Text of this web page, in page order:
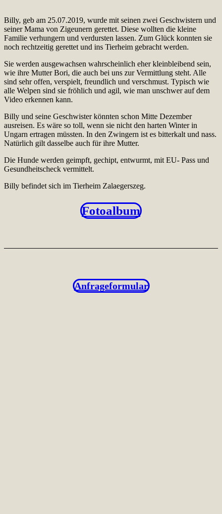
Billy, geb am 25.07.2019, wurde mit seinen zwei Geschwistern und
seiner Mama von Zigeunern gerettet. Diese wollten die kleine
Familie verhungern und verdursten lassen. Zum Glück konnten sie
noch rechtzeitig gerettet und ins Tierheim gebracht werden.
Sie werden ausgewachsen wahrscheinlich eher kleinbleibend sein,
wie ihre Mutter Bori, die auch bei uns zur Vermittlung steht. Alle
sind sehr offen, verspielt, freundlich und verschmust. Typisch wie
alle Welpen sind sie fröhlich und agil, wie man unschwer auf dem
Video erkennen kann.
Billy und seine Geschwister könnten schon Mitte Dezember
ausreisen. Es wäre so toll, wenn sie nicht den harten Winter in
Ungarn ertragen müssten. In den Zwingern ist es bitterkalt und nass.
Natürlich gilt dasselbe auch für ihre Mutter.
Die Hunde werden geimpft, gechipt, entwurmt, mit EU- Pass und
Gesundheitscheck vermittelt.
Billy befindet sich im Tierheim Zalaegerszeg.
Fotoalbum
Anfrageformular